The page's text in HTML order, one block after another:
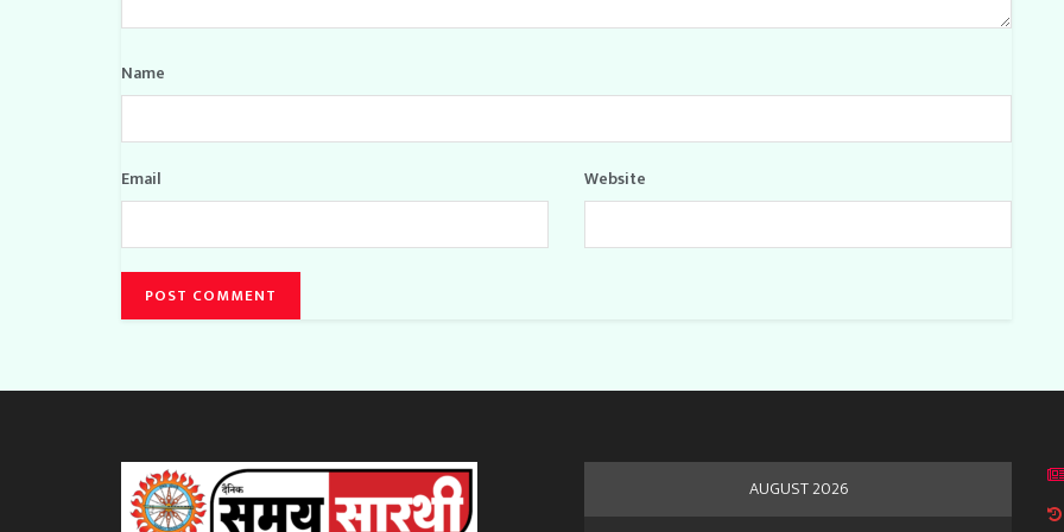
Name
Email Website
AUGUST 2026